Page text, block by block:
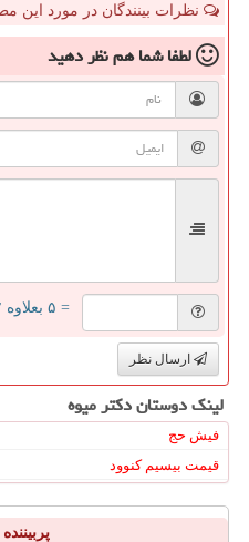
نظرات بینندگان در مورد این
لطفا شما همنظر دهید
= ۵ بعلاوه ۲
ارسال نظر
لینک دوستان دكتر میوه
فیش حج
قیمت بیسیم کنوود